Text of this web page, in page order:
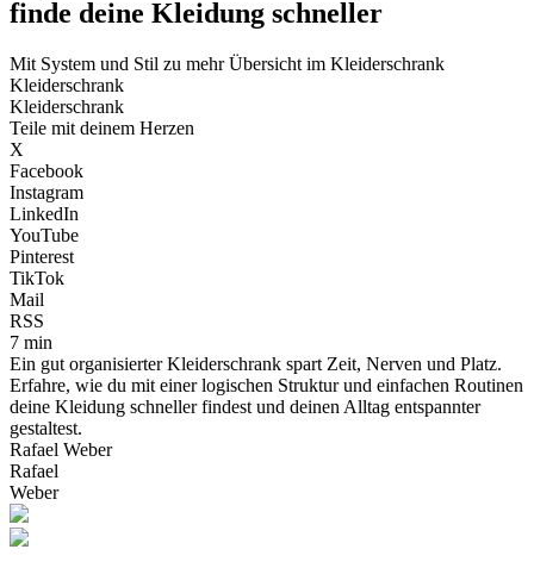
finde deine Kleidung schneller
Mit System und Stil zu mehr Übersicht im Kleiderschrank
Kleiderschrank
Kleiderschrank
Teile mit deinem Herzen
X
Facebook
Instagram
LinkedIn
YouTube
Pinterest
TikTok
Mail
RSS
7 min
Ein gut organisierter Kleiderschrank spart Zeit, Nerven und Platz.
Erfahre, wie du mit einer logischen Struktur und einfachen Routinen
deine Kleidung schneller findest und deinen Alltag entspannter
gestaltest.
Rafael Weber
Rafael
Weber